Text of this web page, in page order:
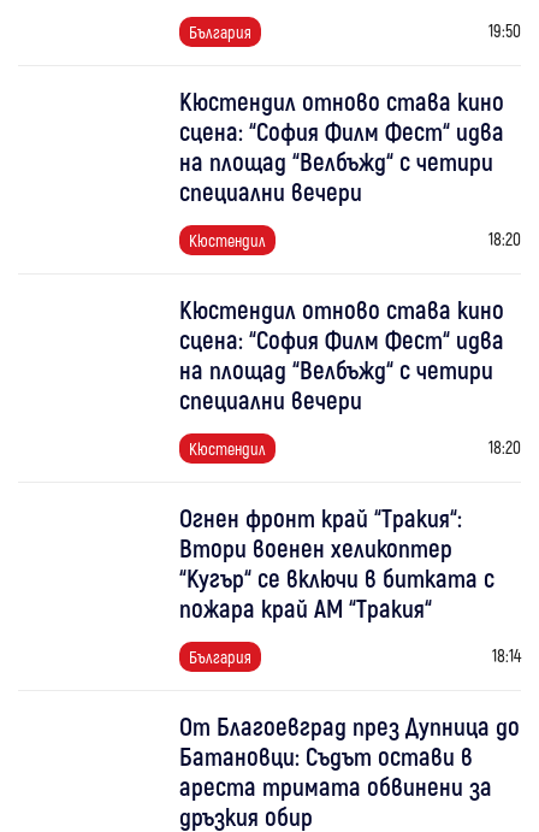
България 19:50
Кюстендил отново става кино
сцена: “София Филм Фест“ идва
на площад “Велбъжд“ с четири
специални вечери
Кюстендил 18:20
Кюстендил отново става кино
сцена: “София Филм Фест“ идва
на площад “Велбъжд“ с четири
специални вечери
Кюстендил 18:20
Огнен фронт край “Тракия“:
Втори военен хеликоптер
“Кугър“ се включи в битката с
пожара край АМ “Тракия“
България 18:14
От Благоевград през Дупница до
Батановци: Съдът остави в
ареста тримата обвинени за
дръзкия обир